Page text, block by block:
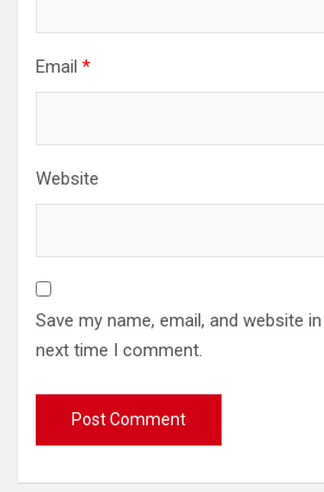
Email *
Website
Save my name, email, and website
next time I comment.